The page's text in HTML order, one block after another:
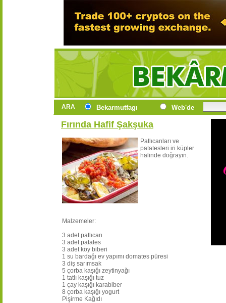
ARA Bekarmutfagı Web'de
Fırında Hafif Şakşuka
Patlıcanları ve
patatesleri iri küpler
halinde doğrayın.
Malzemeler:
3 adet patlıcan
3 adet patates
3 adet köy biberi
1 su bardağı ev yapımı domates püresi
3 diş sarımsak
5 çorba kaşığı zeytinyağı
1 tatlı kaşığı tuz
1 çay kaşığı karabiber
8 çorba kaşığı yogurt
Pişirme Kağıdı